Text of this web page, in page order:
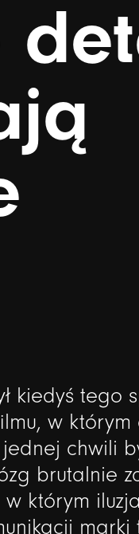
kiedyś tego
w którym
jednej chwili
brutalnie
w którym iluzja
marki